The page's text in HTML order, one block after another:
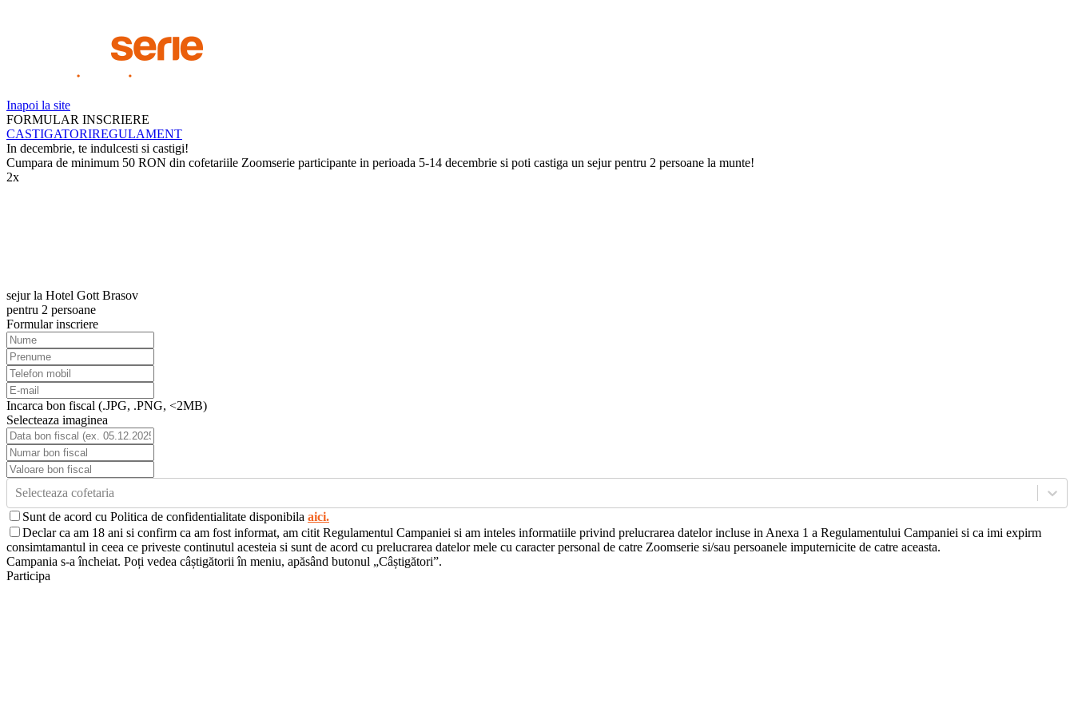
Inapoi la site
FORMULAR INSCRIERE
CASTIGATORIREGULAMENT
In decembrie, te indulcesti si castigi!
Cumpara de minimum 50 RON din cofetariile Zoomserie participante in perioada 5-14 decembrie si poti castiga un sejur pentru 2 persoane la munte!
2x
sejur la Hotel Gott Brasov
pentru 2 persoane
Formular inscriere
Incarca bon fiscal (.JPG, .PNG, <2MB)
Selecteaza imaginea
Selecteaza cofetaria
Sunt de acord cu Politica de confidentialitate disponibila aici.
Declar ca am 18 ani si confirm ca am fost informat, am citit Regulamentul Campaniei si am inteles informatiile privind prelucrarea datelor incluse in Anexa 1 a Regulamentului Campaniei si ca imi expirm
consimtamantul in ceea ce priveste continutul acesteia si sunt de acord cu prelucrarea datelor mele cu caracter personal de catre Zoomserie si/sau persoanele imputernicite de catre aceasta.
Campania s-a încheiat. Poți vedea câștigătorii în meniu, apăsând butonul „Câștigători”.
Participa